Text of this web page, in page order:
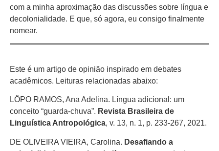
com a minha aproximação das discussões sobre língua e
decolonialidade. E que, só agora, eu consigo finalmente
nomear.
Este é um artigo de opinião inspirado em debates
acadêmicos. Leituras relacionadas abaixo:
LÔPO RAMOS, Ana Adelina. Língua adicional: um
conceito “guarda-chuva”. Revista Brasileira de
Linguística Antropológica, v. 13, n. 1, p. 233-267, 2021.
DE OLIVEIRA VIEIRA, Carolina. Desafiando a